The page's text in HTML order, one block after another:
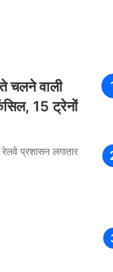
चलने वाली
15 ट्रेनों
प्रशासन लगातार